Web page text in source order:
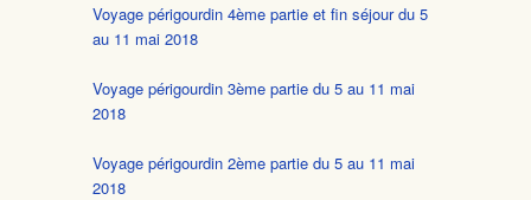
Voyage périgourdin 4ème partie et fin séjour du 5
au 11 mai 2018
Voyage périgourdin 3ème partie du 5 au 11 mai
2018
Voyage périgourdin 2ème partie du 5 au 11 mai
2018